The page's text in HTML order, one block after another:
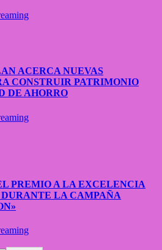
ACERCA NUEVAS
CONSTRUIR PATRIMONIO
DE AHORRO
PREMIO A LA EXCELENCIA
LA CAMPAÑA